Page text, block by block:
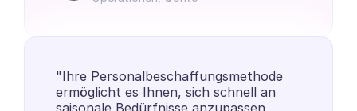
"Ihre Personalbeschaffungsmethode
ermöglicht es Ihnen, sich schnell an
saisonale Bedürfnisse anzupassen,